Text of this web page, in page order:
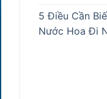
5 Điều Cần
Nước Hoa Đi